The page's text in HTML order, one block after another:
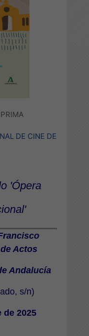
DE CINE DE
'Ópera
Actos
Andalucía
s/n)
de 2025